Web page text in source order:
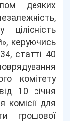
деяких
цілісність
керуючись
статті 40
комітету
10 січня
для
грошової